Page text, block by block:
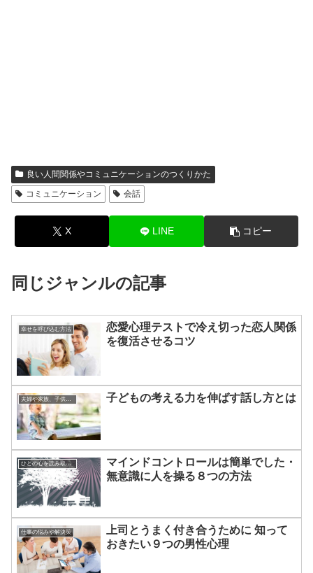
良い人間関係やコミュニケーションのつくりかた
コミュニケーション
会話
X LINE コピー
同じジャンルの記事
幸せを呼び込む方法
恋愛心理テストで冷え切った恋人関係
を復活させるコツ
夫婦や家族、子供の悩みについて 子どもの考える力を伸ばす話し方とは
ひとの心を読み取る方法
マインドコントロールは簡単でした・
無意識に人を操る８つの方法
仕事の悩みや解決策
上司とうまく付き合うために 知って
おきたい９つの男性心理